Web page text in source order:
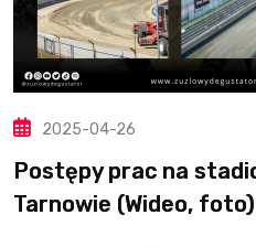
2025-04-26
Postępy prac na
Tarnowie (Wideo, foto)